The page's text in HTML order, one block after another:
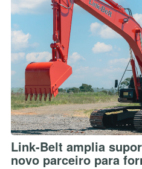
Link-Belt amplia
novo parceiro para